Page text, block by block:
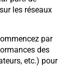
les réseaux
par
des
etc.) pour